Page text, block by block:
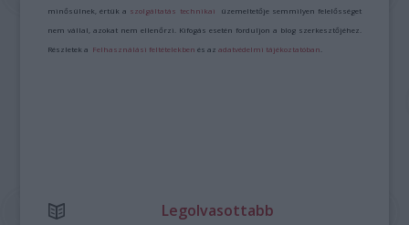
minősülnek, értük a szolgáltatás technikai üzemeltetője semmilyen felelősséget
nem vállal, azokat nem ellenőrzi. Kifogás esetén forduljon a blog szerkesztőjéhez.
Részletek a Felhasználási feltételekben és azadatvédelmi tájékoztatóban
Legolvasottabb